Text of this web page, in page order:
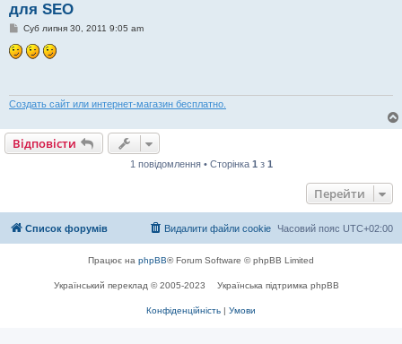
для SEO
П
в
і
л
н
я
Суб липня 30, 2011 9:05 am
Создать сайт или интернет-магазин бесплатно.
Відповісти
1 повідомлення • Сторінка 1 з 1
Перейти
Список форумів Часовий пояс UTC+02:00
Видалити файли cookie
Працює на phpBB® Forum Software © phpBB Limited
Український переклад © 2005-2023 Українська підтримка phpBB
Конфіденційність | Умови